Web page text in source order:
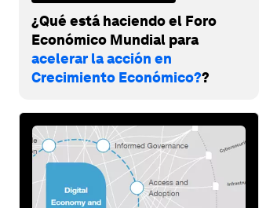
¿Qué está haciendo el Foro
Económico Mundial para
acelerar la acción en
Crecimiento Económico??